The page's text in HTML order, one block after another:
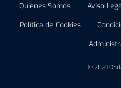
Quiénes Somos Aviso
Política de Cookies
© 2021